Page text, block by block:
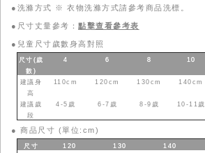
●洗滌方式 ※ 衣物洗滌方式請參考商品洗標。
●尺寸丈量參考： 點擊查看參考表
● 兒童尺寸歲數身高對照
尺寸(歲
數 )
4 6 8 10
建議身
高
110cm 120cm 130cm 140cm
建議歲
段
4-5歲 6-7歲 8-9歲 10-11歲
● 商品尺寸 (單位:cm)
尺寸 120 130 140